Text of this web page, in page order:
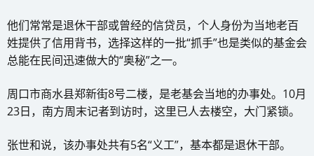
他们常常是退休干部或曾经的信贷员，个人身份为当地老百
姓提供了信用背书，选择这样的一批“抓手”也是类似的基金会
总能在民间迅速做大的“奥秘”之一。
周口市商水县郑新街8号二楼，是老基会当地的办事处。10月
23日，南方周末记者到访时，这里已人去楼空，大门紧锁。
张世和说，该办事处共有5名“义工”，基本都是退休干部。